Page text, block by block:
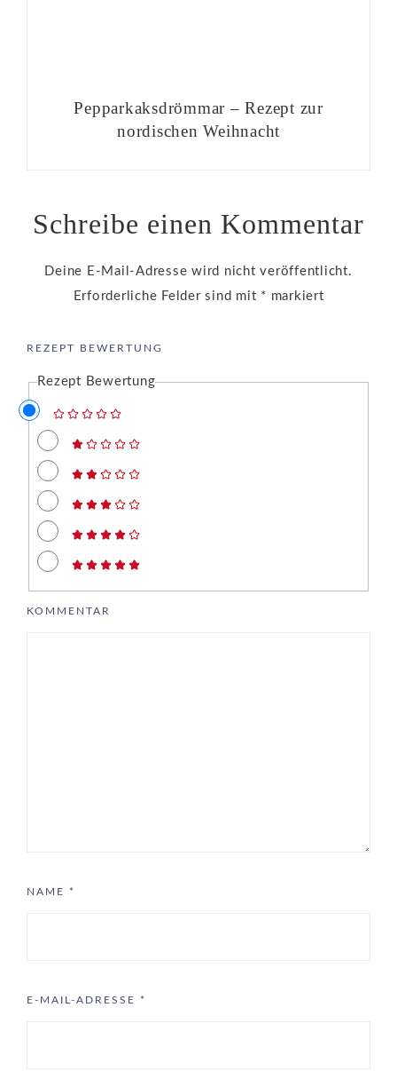
Pepparkaksdrömmar – Rezept zur
nordischen Weihnacht
Schreibe einen Kommentar
Deine E-Mail-Adresse wird nicht veröffentlicht.
Erforderliche Felder sind mit * markiert
REZEPT BEWERTUNG
Rezept Bewertung
KOMMENTAR
NAME *
E-MAIL-ADRESSE *